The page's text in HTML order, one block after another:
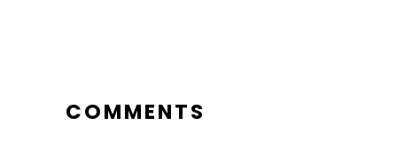
COMMENTS